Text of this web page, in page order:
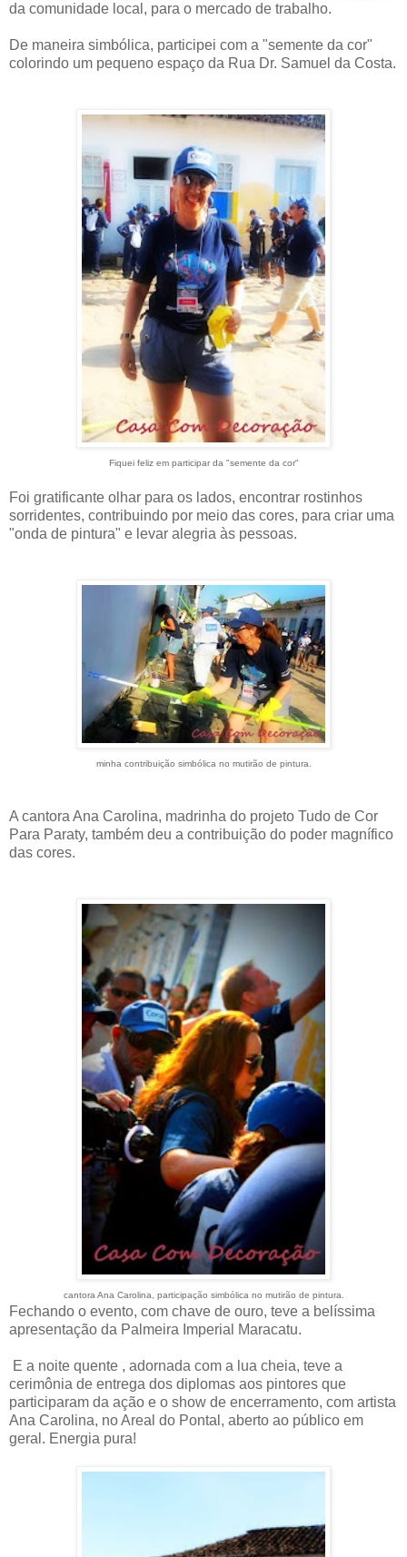
da comunidade local, para o mercado de trabalho.
De maneira simbólica, participei com a "semente da cor"
colorindo um pequeno espaço da Rua Dr. Samuel da Costa.
Fiquei feliz em participar da "semente da cor"
Foi gratificante olhar para os lados, encontrar rostinhos
sorridentes, contribuindo por meio das cores, para criar uma
"onda de pintura" e levar alegria às pessoas.
minha contribuição simbólica no mutirão de pintura.
A cantora Ana Carolina, madrinha do projeto Tudo de Cor
Para Paraty, também deu a contribuição do poder magnífico
das cores.
cantora Ana Carolina, participação simbólica no mutirão de pintura.
Fechando o evento, com chave de ouro, teve a belíssima
apresentação da Palmeira Imperial Maracatu.
E a noite quente , adornada com a lua cheia, teve a
cerimônia de entrega dos diplomas aos pintores que
participaram da ação e o show de encerramento, com artista
Ana Carolina, no Areal do Pontal, aberto ao público em
geral. Energia pura!